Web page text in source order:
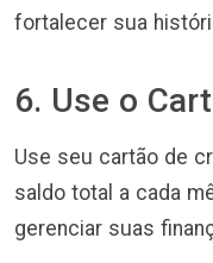
fortalecer sua
6. Use o
Use seu cartão de
saldo total a cada
gerenciar suas